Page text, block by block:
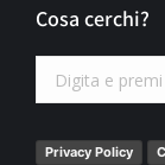
Cosa cerchi?
Privacy Policy